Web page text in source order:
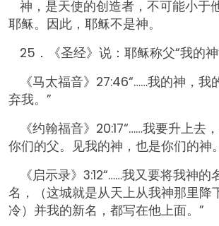
神，是天使的创造者，不可能小于
耶稣。因此，耶稣不是神。
25．《圣经》说：耶稣称父“我的神”
《马太福音》27:46“……我的神，我
弃我。”
《约翰福音》20:17“……我要升上去
你们的父。见我的神，也是你们的神
《启示录》3:12“……我又要将我神
名，（这城就是从天上从我神那里降
冷）并我的新名，都写在他上面。”